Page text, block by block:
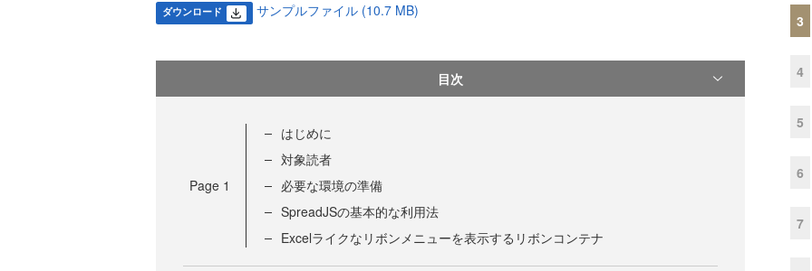
ダウンロード サンプルファイル (10.7 MB)
目次
Page 1
はじめに
対象読者
必要な環境の準備
SpreadJSの基本的な利用法
Excelライクなリボンメニューを表示するリボンコンテナ
3
4
5
6
7